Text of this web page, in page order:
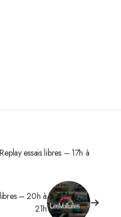
essais libres – 17h à
– 20h à
21h